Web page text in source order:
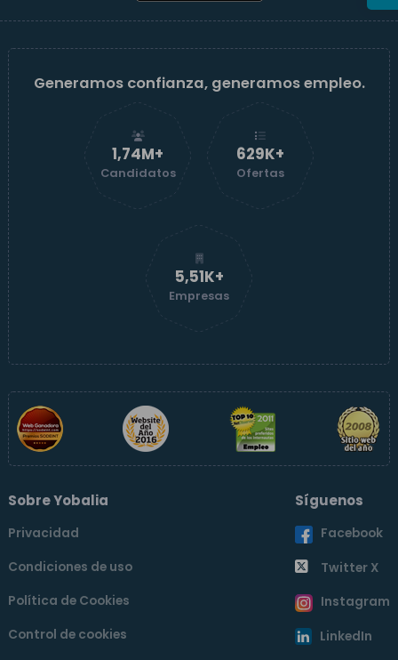
Generamos confianza, generamos empleo.
1,74M+
Candidatos
629K+
Ofertas
5,52K+
Empresas
Sobre Yobalia
Privacidad
Condiciones de uso
Política de Cookies
Control de cookies
Síguenos
Facebook
Twitter X
Instagram
LinkedIn